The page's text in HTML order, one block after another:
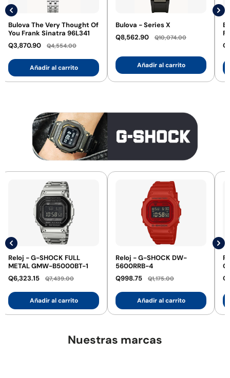
Bulova The Very Thought Of
You Frank Sinatra 96L341
Q3,870.90
Q4,554.00
Añadir al carrito
Bulova - Series X
Q8,562.90
Q10,074.00
Añadir al carrito
Reloj - G-SHOCK FULL
METAL GMW-B5000BT-1
Q6,323.15
Q7,439.00
Añadir al carrito
Reloj - G-SHOCK DW-
5600RRB-4
Q998.75
Q1,175.00
Añadir al carrito
Nuestras marcas